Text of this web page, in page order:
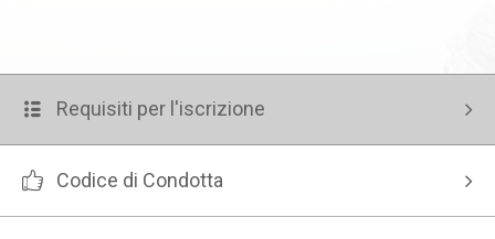
Requisiti per l'iscrizione
Codice di Condotta